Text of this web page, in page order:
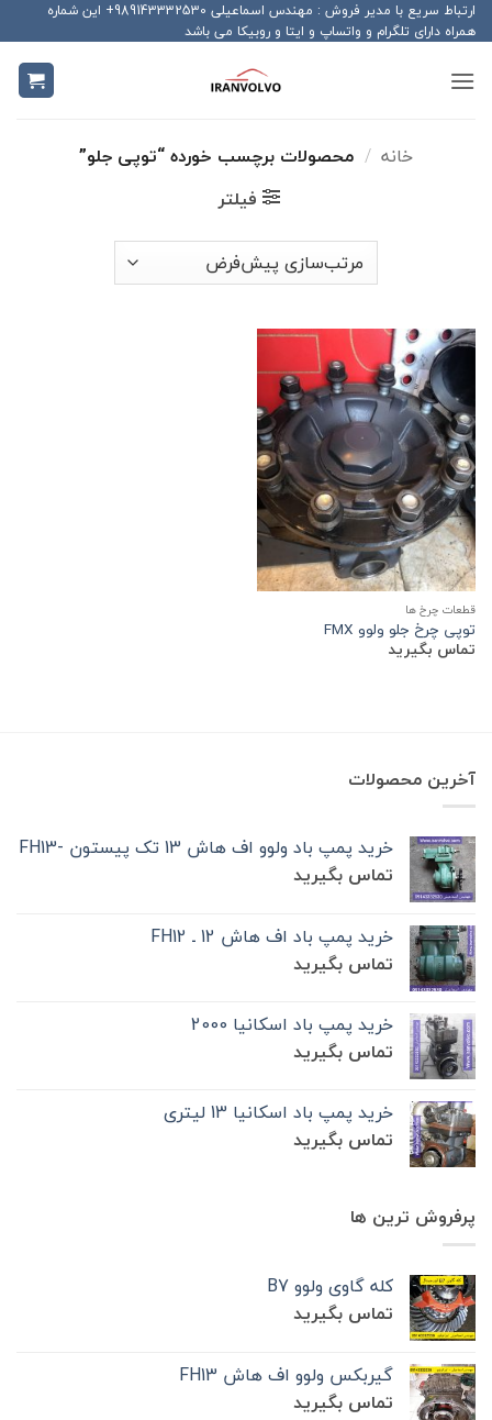
Skip
to
content
ارتباط سریع با مدیر فروش : مهندس اسماعیلی 989143332530+ این شماره
همراه دارای تلگرام و واتساپ و ایتا و روبیکا می باشد
خانه / محصولات برچسب خورده “توپی جلو”
فیلتر
قطعات چرخ ها
توپی چرخ جلو ولوو FMX
تماس بگیرید
آخرین محصولات
خرید پمپ باد ولوو اف هاش 13 تک‌ پیستون -FH13
تماس بگیرید
خرید پمپ باد اف هاش 12 ـ FH12
تماس بگیرید
خرید پمپ باد اسکانیا 2000
تماس بگیرید
خرید پمپ باد اسکانیا 13 لیتری
تماس بگیرید
پرفروش ترین ها
کله گاوی ولوو B7
تماس بگیرید
گیربکس ولوو اف هاش FH13
تماس بگیرید